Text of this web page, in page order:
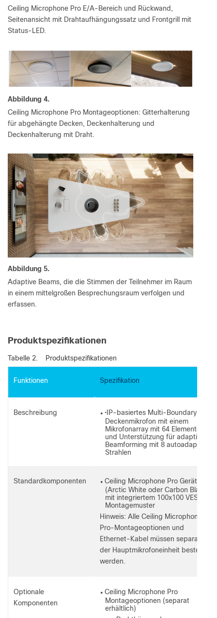
Ceiling Microphone Pro E/A-Bereich und Rückwand,
Seitenansicht mit Drahtaufhängungssatz und Frontgrill mit
Status-LED.
Abbildung 4.
Ceiling Microphone Pro Montageoptionen: Gitterhalterung
für abgehängte Decken, Deckenhalterung und
Deckenhalterung mit Draht.
Abbildung 5.
Adaptive Beams, die die Stimmen der Teilnehmer im Raum
in einem mittelgroßen Besprechungsraum verfolgen und
erfassen.
Produktspezifikationen
Tabelle 2. Produktspezifikationen
Funktionen Spezifikation
Beschreibung ● •IP-basiertes Multi-Boundary-
Deckenmikrofon mit einem
Mikrofonarray mit 64 Elementen
und Unterstützung für adaptives
Beamforming mit 8 autoadaptiven
Strahlen
Standardkomponenten ● Ceiling Microphone Pro Gerät
(Arctic White oder Carbon Black)
mit integriertem 100x100 VESA-
Montagemuster
Hinweis: Alle Ceiling Microphone
Pro-Montageoptionen und
Ethernet-Kabel müssen separat von
der Hauptmikrofoneinheit bestellt
werden.
Optionale
Komponenten
● Ceiling Microphone Pro
Montageoptionen (separat
erhältlich)